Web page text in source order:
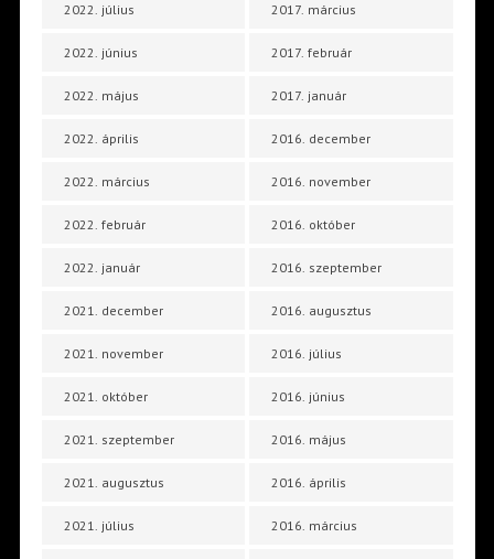
2022. július
2022. június
2022. május
2022. április
2022. március
2022. február
2022. január
2021. december
2021. november
2021. október
2021. szeptember
2021. augusztus
2021. július
2017. március
2017. február
2017. január
2016. december
2016. november
2016. október
2016. szeptember
2016. augusztus
2016. július
2016. június
2016. május
2016. április
2016. március